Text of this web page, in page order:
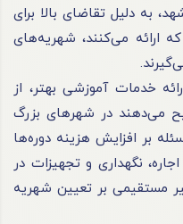
به دلیل تقاضای بالا برای
ارائه می‌کنند، شهریه‌های
خدمات آموزشی بهتر، از
می‌دهند در شهرهای بزرگ
بر افزایش هزینه دوره‌ها
نگهداری و تجهیزات در
مستقیمی بر تعیین شهریه